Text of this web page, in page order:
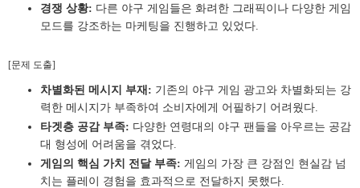
경쟁 상황: 다른 야구 게임들은 화려한 그래픽이나 다양한 게임
모드를 강조하는 마케팅을 진행하고 있었다.
[문제 도출]
차별화된 메시지 부재: 기존의 야구 게임 광고와 차별화되는 강
력한 메시지가 부족하여 소비자에게 어필하기 어려웠다.
타겟층 공감 부족: 다양한 연령대의 야구 팬들을 아우르는 공감
대 형성에 어려움을 겪었다.
게임의 핵심 가치 전달 부족: 게임의 가장 큰 강점인 현실감 넘
치는 플레이 경험을 효과적으로 전달하지 못했다.